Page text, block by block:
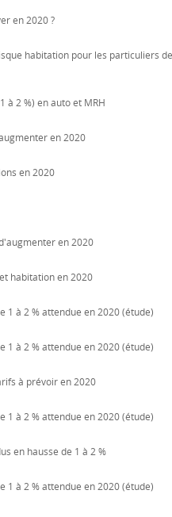
en 2020 ?
habitation pour les particuliers
à 2 %) en auto et MRH
en 2020
en 2020
en 2020
habitation en 2020
1 à 2 % attendue en 2020 (étude)
1 à 2 % attendue en 2020 (étude)
à prévoir en 2020
1 à 2 % attendue en 2020 (étude)
en hausse de 1 à 2 %
1 à 2 % attendue en 2020 (étude)